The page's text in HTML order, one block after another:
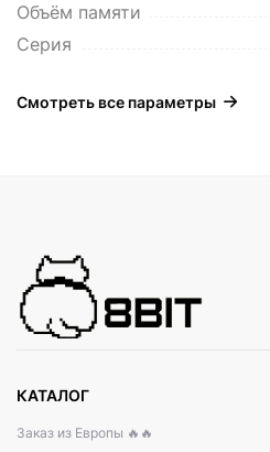
Объём памяти
Серия
Смотреть все параметры
КАТАЛОГ
Заказ из Европы 🔥🔥